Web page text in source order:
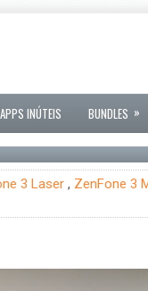
APPS INÚTEIS BUNDLES »
3 Laser, ZenFone 3